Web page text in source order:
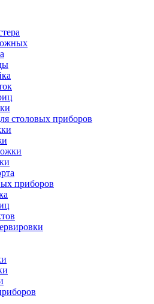
столовых приборов
приборов